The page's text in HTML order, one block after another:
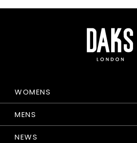
WOMENS
MENS
NEWS